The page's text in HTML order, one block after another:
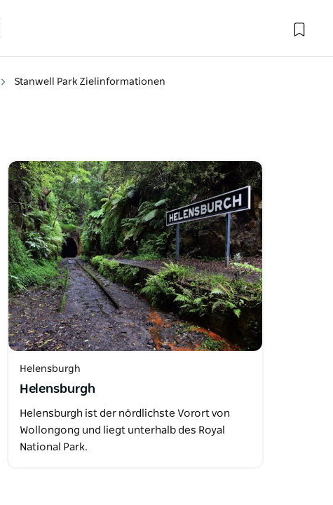
Stanwell Park Zielinformationen
Helensburgh
Helensburgh
Helensburgh ist der nördlichste Vorort von
Wollongong und liegt unterhalb des Royal
National Park.